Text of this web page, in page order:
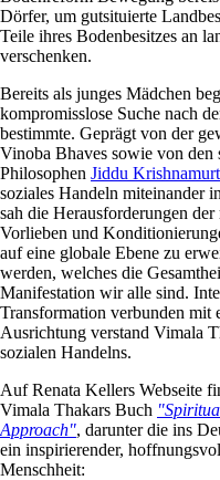
Dörfer, um gutsituierte
Teile ihres Bodenbesitzes an
verschenken.
Bereits als junges Mädchen
kompromisslose Suche nach
bestimmte. Geprägt von der
Vinoba Bhaves sowie von den
Philosophen Jiddu
soziales Handeln miteinander
sah die Herausforderungen
Vorlieben und
auf eine globale Ebene zu
werden, welches die
Manifestation wir alle sind.
Transformation verbunden mit
Ausrichtung verstand Vimala
sozialen Handelns.
Auf Renata Kellers Webseite
Vimala Thakars Buch
Approach", darunter die ins
ein inspirierender,
Menschheit: